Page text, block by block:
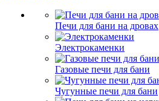
Печи для бани на дровах
Электрокаменки
Газовые печи для бани
Чугунные печи для бани